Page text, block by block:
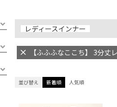
レディースインナー
【ふふふなここち】 3分丈
並び替え 新着順 人気順